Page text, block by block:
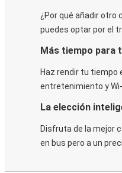
¿Por qué añadir otro
puedes optar por el
Más tiempo para
Haz rendir tu tiempo
entretenimiento y
La elección
Disfruta de la mejor
en bus pero a un